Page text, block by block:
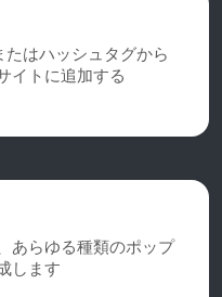
はハッシュタグから
イトに追加する
あらゆる種類のポップ
します